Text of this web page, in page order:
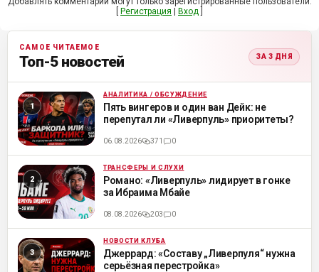
Регистрация Вход
САМОЕ ЧИТАЕМОЕ
Топ-5 новостей ЗА 3 ДНЯ
ML АНАЛИТИКА / ОБСУЖДЕНИЕ
Пять вингеров и один ван Дейк: не
перепутал ли «Ливерпуль» приоритеты?
06.08.2026 371 0
ML ТРАНСФЕРЫ И СЛУХИ
Романо: «Ливерпуль» лидирует в гонке
за Ибраима Мбайе
08.08.2026 203 0
ML НОВОСТИ КЛУБА
Джеррард: «Составу „Ливерпуля“ нужна
серьёзная перестройка»